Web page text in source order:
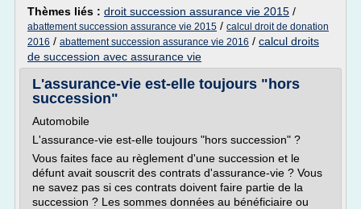
Thèmes liés : droit succession assurance vie 2015 /
abattement succession assurance vie 2015 / calcul droit de donation
2016 / abattement succession assurance vie 2016 / calcul droits
de succession avec assurance vie
L'assurance-vie est-elle toujours "hors
succession"
Automobile
L'assurance-vie est-elle toujours "hors succession" ?
Vous faites face au règlement d'une succession et le
défunt avait souscrit des contrats d'assurance-vie ? Vous
ne savez pas si ces contrats doivent faire partie de la
succession ? Les sommes données au bénéficiaire ou